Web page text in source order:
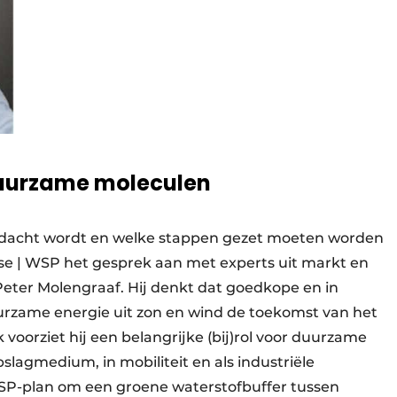
moleculen
wordt en welke stappen gezet moeten worden
| WSP het gesprek aan met experts uit markt en
Molengraaf. Hij denkt dat goedkope en in
energie uit zon en wind de toekomst van het
hij een belangrijke (bij)rol voor duurzame
in mobiliteit en als industriële
plan om een groene waterstofbuffer tussen